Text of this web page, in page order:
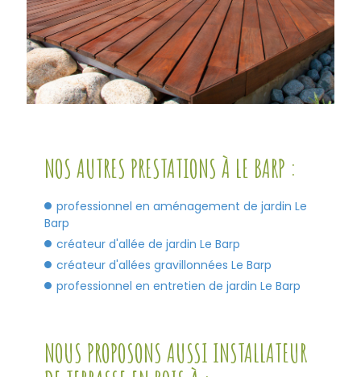
NOS AUTRES PRESTATIONS À LE BARP :
professionnel en aménagement de jardin Le
Barp
créateur d'allée de jardin Le Barp
créateur d'allées gravillonnées Le Barp
professionnel en entretien de jardin Le Barp
NOUS PROPOSONS AUSSI INSTALLATEUR